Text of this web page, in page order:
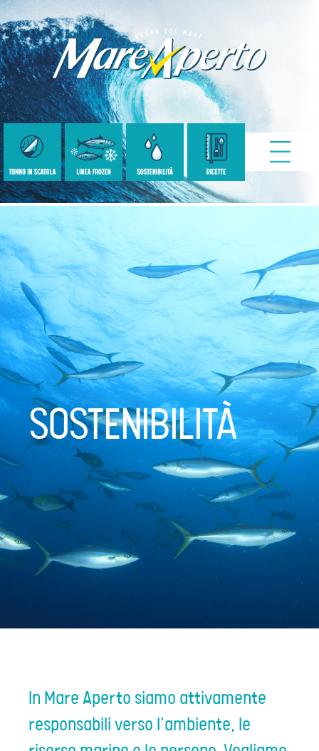
SOSTENIBILITÀ
In Mare Aperto siamo attivamente
responsabili verso l’ambiente, le